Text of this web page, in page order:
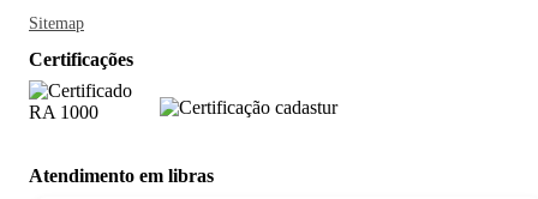
Sitemap
Certificações
Atendimento em libras